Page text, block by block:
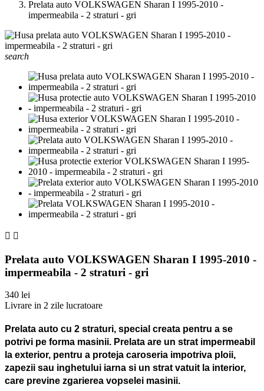
Prelata auto VOLKSWAGEN Sharan I 1995-2010 -
impermeabila - 2 straturi - gri
search
 
Prelata auto VOLKSWAGEN Sharan I 1995-2010 -
impermeabila - 2 straturi - gri
340 lei
Livrare in 2 zile lucratoare
Prelata auto cu 2 straturi, special creata pentru a se
potrivi pe forma masinii. Prelata are un strat impermeabil
la exterior, pentru a proteja caroseria impotriva ploii,
zapezii sau inghetului iarna si un strat vatuit la interior,
care previne zgarierea vopselei masinii.